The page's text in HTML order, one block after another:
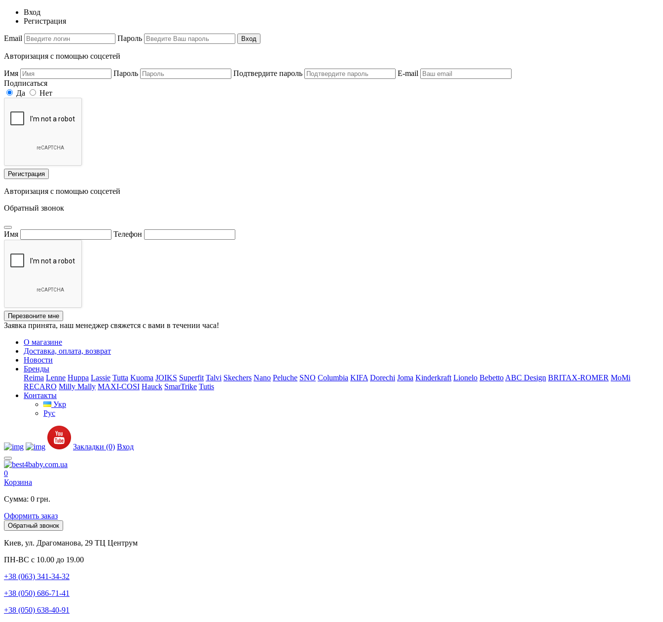
Вход
Регистрация
Email Пароль Вход
Авторизация с помощью соцсетей
Имя Пароль Подтвердите пароль
E-mail
Подписаться
Да
Нет
Регистрация
Авторизация с помощью соцсетей
Обратный звонок
Имя Телефон
Перезвоните мне
Заявка принята, наш менеджер свяжется с вами в течении часа!
О магазине
Доставка, оплата, возврат
Новости
Бренды
Reima Lenne Huppa Lassie Tutta Kuoma JOIKS Superfit Talvi Skechers Nano Peluche SNO Columbia KIFA Dorechi Joma Kinderkraft Lionelo Bebetto ABC Design BRITAX-ROMER MoMi
RECARO Milly Mally MAXI-COSI Hauck SmarTrike Tutis
Контакты
Укр
Рус
Закладки (0) Вход
0
Корзина
Сумма: 0 грн.
Оформить заказ
Обратный звонок
Киев, ул. Драгоманова, 29 ТЦ Центрум
ПН-ВС с 10.00 до 19.00
+38 (063) 341-34-32
+38 (050) 686-71-41
+38 (050) 638-40-91